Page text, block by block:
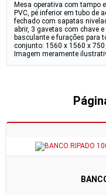
Mesa operativa com tampo
PVC, pé inferior em tubo de
fechado com sapatas
abrir, 3 gavetas com chave
basculante e furações para
conjunto: 1560 x 1560 x
Imagem meramente